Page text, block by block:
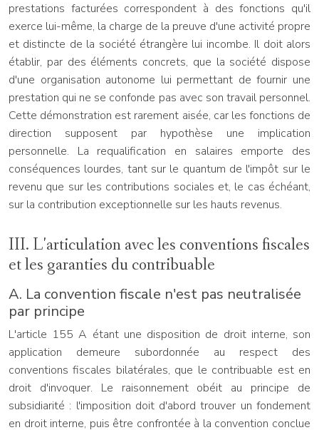
prestations facturées correspondent à des fonctions qu'il
exerce lui-même, la charge de la preuve d'une activité propre
et distincte de la société étrangère lui incombe. Il doit alors
établir, par des éléments concrets, que la société dispose
d'une organisation autonome lui permettant de fournir une
prestation qui ne se confonde pas avec son travail personnel.
Cette démonstration est rarement aisée, car les fonctions de
direction supposent par hypothèse une implication
personnelle. La requalification en salaires emporte des
conséquences lourdes, tant sur le quantum de l'impôt sur le
revenu que sur les contributions sociales et, le cas échéant,
sur la contribution exceptionnelle sur les hauts revenus.
III. L'articulation avec les conventions fiscales
et les garanties du contribuable
A. La convention fiscale n'est pas neutralisée
par principe
L'article 155 A étant une disposition de droit interne, son
application demeure subordonnée au respect des
conventions fiscales bilatérales, que le contribuable est en
droit d'invoquer. Le raisonnement obéit au principe de
subsidiarité : l'imposition doit d'abord trouver un fondement
en droit interne, puis être confrontée à la convention conclue